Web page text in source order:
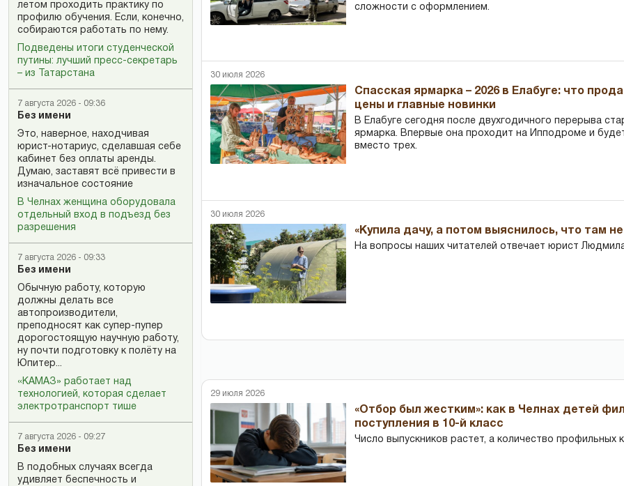
летом проходить практику по
профилю обучения. Если, конечно,
собираются работать по нему.
Подведены итоги студенческой
путины: лучший пресс-секретарь
– из Татарстана
7 августа 2026 - 09:36
Без имени
Это, наверное, находчивая
юрист-нотариус, сделавшая себе
кабинет без оплаты аренды.
Думаю, заставят всё привести в
изначальное состояние
В Челнах женщина оборудовала
отдельный вход в подъезд без
разрешения
7 августа 2026 - 09:33
Без имени
Обычную работу, которую
должны делать все
автопроизводители,
преподносят как супер-пупер
дорогостоящую научную работу,
ну почти подготовку к полёту на
Юпитер...
«КАМАЗ» работает над
технологией, которая сделает
электротранспорт тише
7 августа 2026 - 09:27
Без имени
В подобных случаях всегда
удивляет беспечность и
сложности с оформлением.
30 июля 2026
Спасская ярмарка – 2026 в Елабуге: что
цены и главные новинки
В Елабуге сегодня после двухгодичного перерыва
ярмарка. Впервые она проходит на Ипподроме и
вместо трех.
30 июля 2026
«Купила дачу, а потом выяснилось, что там
На вопросы наших читателей отвечает юрист
29 июля 2026
«Отбор был жестким»: как в Челнах детей
поступления в 10-й класс
Число выпускников растет, а количество профильных